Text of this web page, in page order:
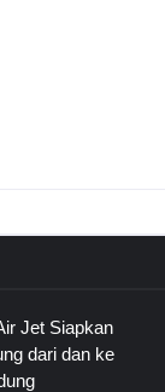
Jet Siapkan
dari dan ke